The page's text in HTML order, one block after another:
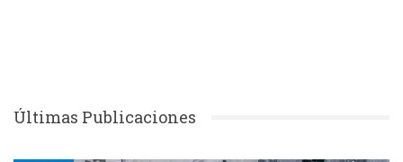
Últimas Publicaciones